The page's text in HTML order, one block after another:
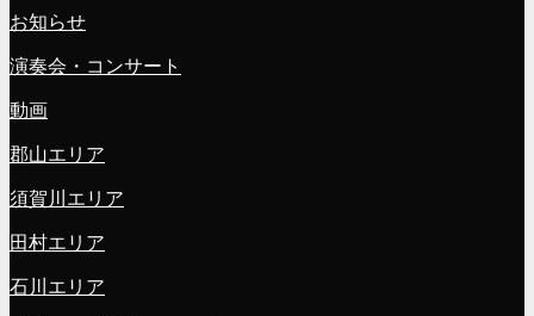
お知らせ
演奏会・コンサート
動画
郡山エリア
須賀川エリア
田村エリア
石川エリア